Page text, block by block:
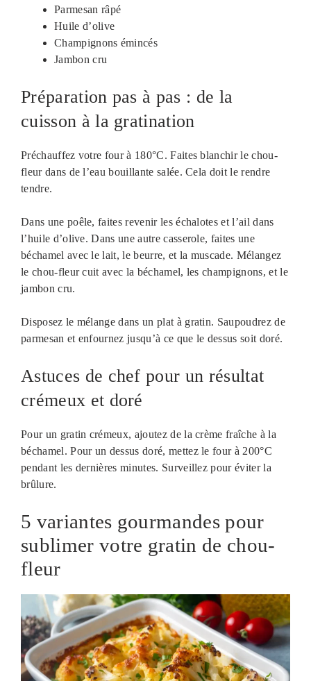
Parmesan râpé
Huile d’olive
Champignons émincés
Jambon cru
Préparation pas à pas : de la
cuisson à la gratination
Préchauffez votre four à 180°C. Faites blanchir le chou-
fleur dans de l’eau bouillante salée. Cela doit le rendre
tendre.
Dans une poêle, faites revenir les échalotes et l’ail dans
l’huile d’olive. Dans une autre casserole, faites une
béchamel avec le lait, le beurre, et la muscade. Mélangez
le chou-fleur cuit avec la béchamel, les champignons, et le
jambon cru.
Disposez le mélange dans un plat à gratin. Saupoudrez de
parmesan et enfournez jusqu’à ce que le dessus soit doré.
Astuces de chef pour un résultat
crémeux et doré
Pour un gratin crémeux, ajoutez de la crème fraîche à la
béchamel. Pour un dessus doré, mettez le four à 200°C
pendant les dernières minutes. Surveillez pour éviter la
brûlure.
5 variantes gourmandes pour
sublimer votre gratin de chou-
fleur